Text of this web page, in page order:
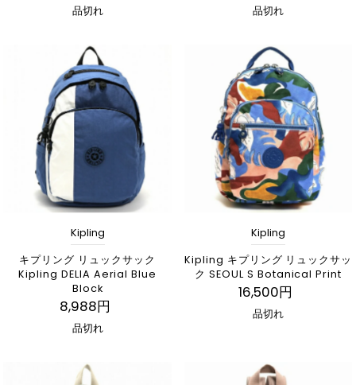
品切れ 品切れ
Kipling
キプリング リュックサック
Kipling DELIA Aerial Blue
Block
8,988円
品切れ
Kipling
Kipling キプリング リュックサッ
ク SEOUL S Botanical Print
16,500円
品切れ